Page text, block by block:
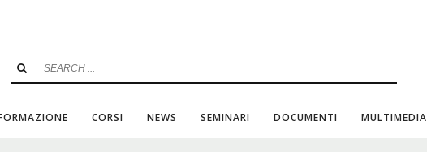
CORSI NEWS SEMINARI DOCUMENTI MULTIMEDIA